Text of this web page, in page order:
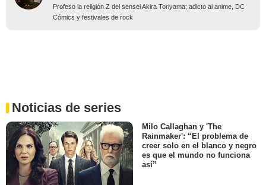
Profeso la religión Z del sensei Akira Toriyama; adicto al anime, DC
Cómics y festivales de rock
Noticias de series
Milo Callaghan y 'The
Rainmaker': “El problema de
creer solo en el blanco y negro
es que el mundo no funciona
así”